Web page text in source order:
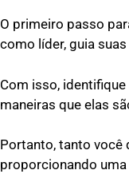
O primeiro passo
como líder, guia
Com isso,
maneiras que elas
Portanto, tanto você
proporcionando